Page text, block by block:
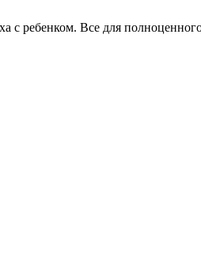
ребенком. Все для